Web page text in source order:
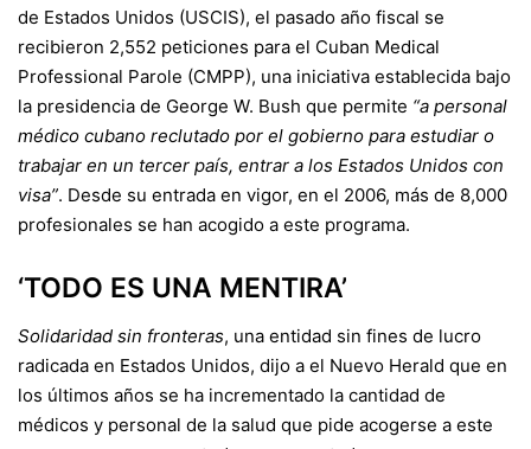
de Estados Unidos (USCIS), el pasado año fiscal se
recibieron 2,552 peticiones para el Cuban Medical
Professional Parole (CMPP), una iniciativa establecida bajo
la presidencia de George W. Bush que permite “a personal
médico cubano reclutado por el gobierno para estudiar o
trabajar en un tercer país, entrar a los Estados Unidos con
visa”. Desde su entrada en vigor, en el 2006, más de 8,000
profesionales se han acogido a este programa.
‘TODO ES UNA MENTIRA’
Solidaridad sin fronteras, una entidad sin fines de lucro
radicada en Estados Unidos, dijo a el Nuevo Herald que en
los últimos años se ha incrementado la cantidad de
médicos y personal de la salud que pide acogerse a este